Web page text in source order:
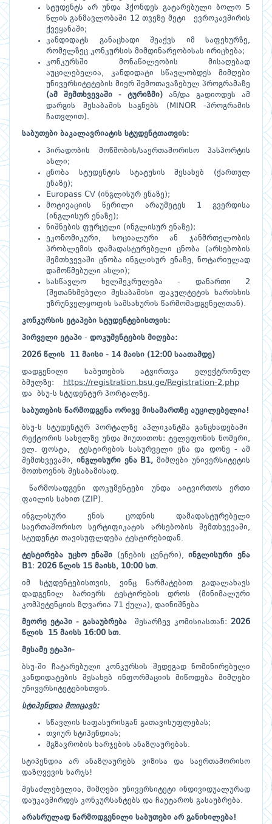
სტუდენტს არ უნდა ჰქონდეს გატარებული ბოლო 5
წლის განმავლობაში 12 თვეზე მეტი ევროკავშირის
ქვეყანაში;
კანდიდატს განაცხადი შეაქვს იმ საფეხურზე,
რომელზეც კონკურსის მიმდინარეობისას ირიცხება;
კონკურსში მონაწილეობის მისაღებად
აუცილებელია, კანდიდატი სწავლობდეს მიმღები
უნივერსიტეტების მიერ შემოთავაზებულ პროგრამაზე
(ამ შემთხვევაში - ტურიზმი) ან/და გადიოდეს ამ
დარგის შესაბამის საგნებს (MINOR -პროგრამის
ჩათვლით).
საბუთები ბაკალავრიატის სტუდენტთათვის:
პირადობის მოწმობის/საერთაშორისო პასპორტის
ასლი;
ცნობა სტუდენტის სტატუსის შესახებ (ქართულ
ენაზე);
Europass CV (ინგლისურ ენაზე);
მოტივაციის წერილი არაუმეტეს 1 გვერდისა
(ინგლისურ ენაზე);
ნიშნების ფურცელი (ინგლისურ ენაზე);
ეკონომიკური, სოციალური ან ჯანმრთელობის
პრობლემის დამადასტურებელი ცნობა (არსებობის
შემთხვევაში ცნობა ინგლისურ ენაზე, ნოტარიულად
დამოწმებული ასლი);
სასწავლო ხელშეკრულება - დანართი 2
(შეთანხმებული შესაბამისი ფაკულტეტის ხარისხის
უზრუნველყოფის სამსახურის წარმომადგენელთან).
კონკურსის ეტაპები სტუდენტებისთვის:
პირველი ეტაპი - დოკუმენტების მიღება:
2026 წლის 11 მაისი - 14 მაისი (12:00 საათამდე)
დადგენილი საბუთების ატვირთვა ელექტრონულ
ბმულზე:
https://registration.bsu.ge/Registration-2.php
და ბსუ-ს სტუდენტურ პორტალზე.
საბუთების წარმოდგენა ორივე მისამართზე აუცილებელია!
ბსუ-ს სტუდენტურ პორტალზე აპლიკანტმა განცხადებაში
რექტორის სახელზე უნდა მიუთითოს: ტელეფონის ნომერი,
ელ. ფოსტა, ტესტირების სასურველი ენა და დონე - ამ
შემთხვევაში, ინგლისური ენა B1, მიმღები უნივერსიტეტის
მოთხოვნის შესაბამისად.
წარმოსადგენი დოკუმენტები უნდა აიტვირთოს ერთი
ფაილის სახით (ZIP).
ინგლისური ენის ცოდნის დამადასტურებელი
საერთაშორისო სერტიფიკატის არსებობის შემთხვევაში,
სტუდენტი თავისუფლდება ტესტირებიდან.
ტესტირება უცხო ენაში (ენების ცენტრი),ინგლისური ენა
B1: 2026 წლის 15 მაისს, 10:00 სთ.
იმ სტუდენტებისთვის, ვინც წარმატებით გადალახავს
დადგენილ ბარიერს ტესტირების დროს (მინიმალური
კომპეტენციის ზღვარია 71 ქულა), დაინიშნება
მეორე ეტაპი-გასაუბრება შესარჩევ კომისიასთან: 2026
წლის
15 მაისს 16:00 სთ.
მესამე ეტაპი-
ბსუ-ში ჩატარებული კონკურსის შედეგად ნომინირებული
კანდიდატების შესახებ ინფორმაციის მიწოდება მიმღები
უნივერსიტეტებისთვის.
სტიპენდია მოიცავს:
სწავლის საფასურისგან გათავისუფლებას;
თვიურ სტიპენდიას;
მგზავრობის ხარჯების ანაზღაურებას.
სტიპენდია არ ანაზღაურებს ვიზისა და საერთაშორისო
დაზღვევის ხარჯს!
შესაძლებელია, მიმღები უნივერსიტეტი ინდივიდუალურად
დაუკავშირდეს კონკურსანტებს და ჩაუტაროს გასაუბრება.
არასრულად წარმოდგენილი საბუთები არ განიხილება!